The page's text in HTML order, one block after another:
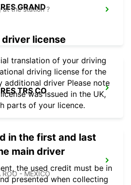
GRAND
TRS CO
- MEXICO
at the station ?
driver license
translation of your driving
driving license for the
additional driver Please note
was issued in the UK,
parts of your licence.
in the first and last
main driver
the used credit must be in
presented when collecting